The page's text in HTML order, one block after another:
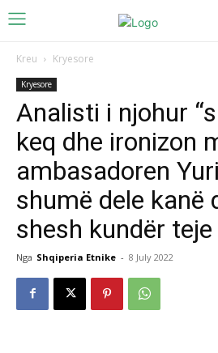
Kreu Kryesore
Kryesore
Analisti i njohur
keq dhe ironizon
ambasadoren
shumë dele kanë
shesh kundër teje
Nga Shqiperia Etnike - 8 July 2022